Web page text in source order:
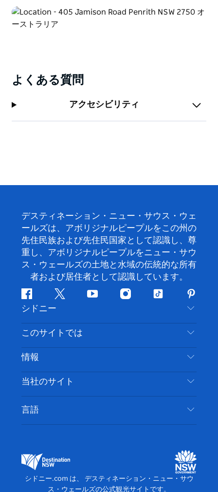
タイルの宿泊施設も利用できます。グループ予約、スポ
ーツや仕事の行事、誕生日パーティーをご利用いただけ
よくある質問
アクセシビリティ
デスティネーション・ニュー・サウス・ウェ
ールズは、アボリジナルピープルをこの州の
先住民族および先住民国家として認識し、尊
重し、アボリジナルピープルをニュー・サウ
ス・ウェールズの土地と水域の伝統的な所有
者および居住者として認識しています。
フ
ェ
イ
ス
ブ
ッ
ク
ツ
ッ
タ
ー
ユ
チ
ー
イ
ス
グ
ム
テ
ッ
ト
ク
ピ
ン
タ
レ
ス
ト
シドニー
お問い合わせ
免責事項
クッキーに関する通知
このサイトでは
目的地
やるべきこと
イベント
宿泊施設
情報
旅行情報
アクセシブルシドニー
ビジネスを登録する
当社のサイト
デスティネーション・ニュー・サウス・ウェール
ズメディアセンター
言語
シドニー.com は、 デスティネーション・ニュー・サウ
ス・ウェールズの公式観光サイトです。